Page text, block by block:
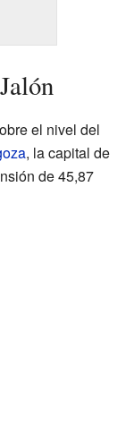
el nivel del
, la capital de
de 45,87